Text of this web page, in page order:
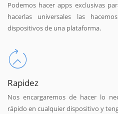
Podemos hacer apps exclusivas
hacerlas universales las
dispositivos de una plataforma.
Rapidez
Nos encargaremos de hacer lo
rápido en cualquier dispositivo y